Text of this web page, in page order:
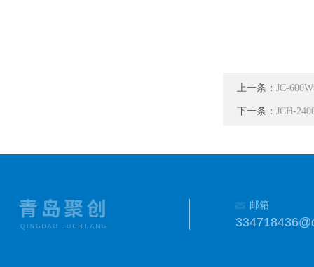
上一条： JC-
下一条： JCH-
邮箱